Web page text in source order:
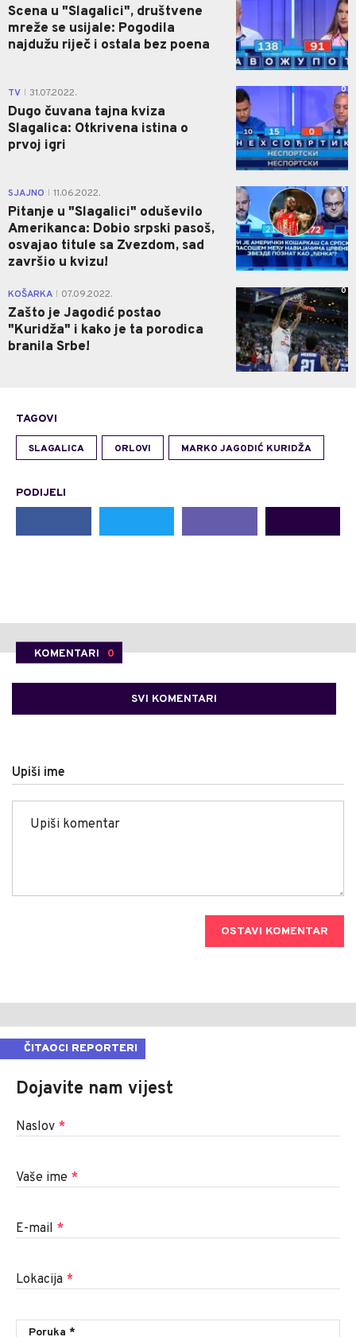
Scena u "Slagalici", društvene
mreže se usijale: Pogodila
najdužu riječ i ostala bez poena
TV 31.07.2022.
Dugo čuvana tajna kviza
Slagalica: Otkrivena istina o
prvoj igri
0
SJAJNO 11.06.2022.
Pitanje u "Slagalici" oduševilo
Amerikanca: Dobio srpski pasoš,
osvajao titule sa Zvezdom, sad
završio u kvizu!
0
KOŠARKA 07.09.2022.
Zašto je Jagodić postao
"Kuridža" i kako je ta porodica
branila Srbe!
0
TAGOVI
SLAGALICA ORLOVI MARKO JAGODIĆ KURIDŽA
PODIJELI
KOMENTARI 0
SVI KOMENTARI
Upiši ime
OSTAVI KOMENTAR
ČITAOCI REPORTERI
Dojavite nam vijest
Naslov *
Vaše ime *
E-mail *
Lokacija *